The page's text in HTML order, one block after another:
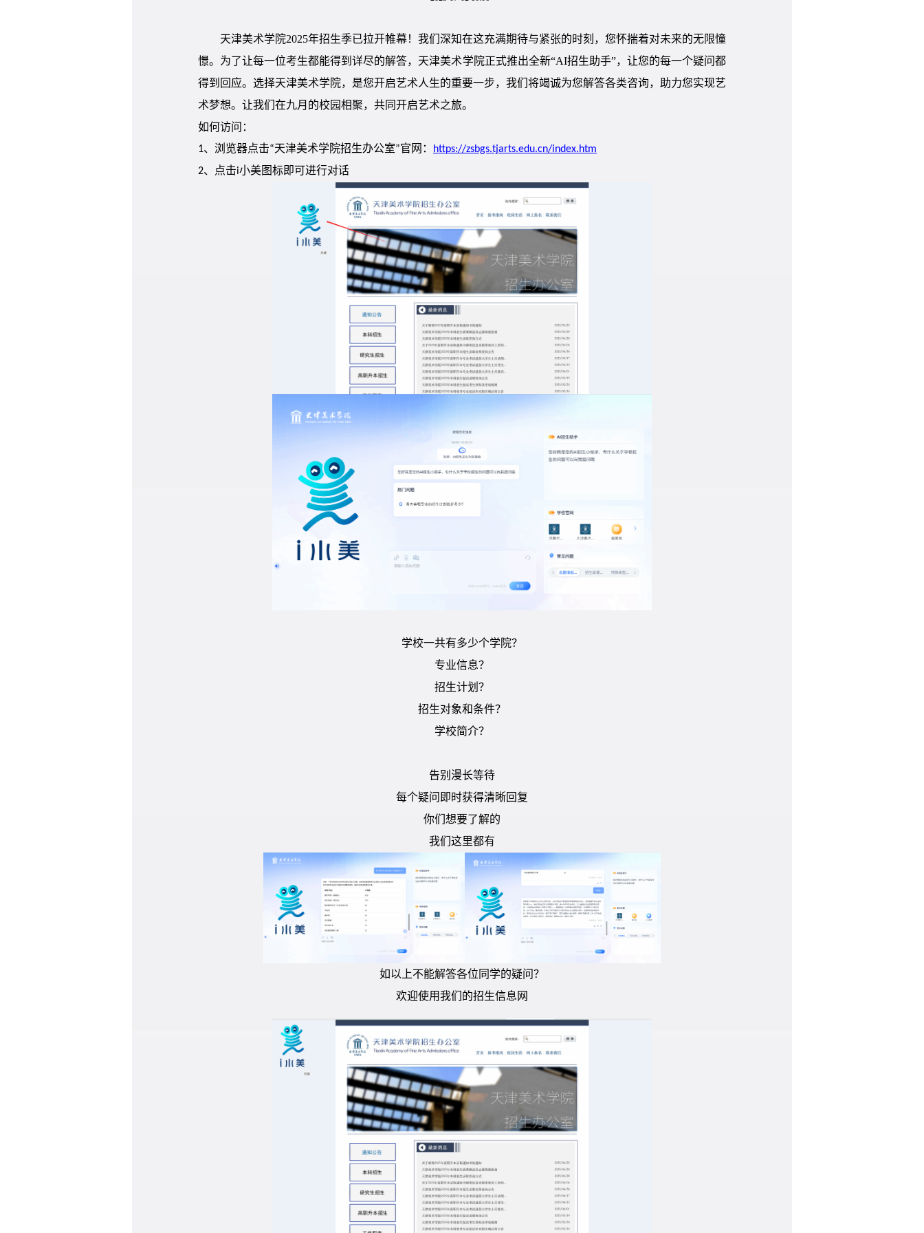
天津美术学院2025年招生季已拉开帷幕！我们深知在这充满期待与紧张的时刻，您怀揣着对未来的无限憧
憬。为了让每一位考生都能得到详尽的解答，天津美术学院正式推出全新“AI招生助手”，让您的每一个疑问都
得到回应。选择天津美术学院，是您开启艺术人生的重要一步，我们将竭诚为您解答各类咨询，助力您实现艺
术梦想。让我们在九月的校园相聚，共同开启艺术之旅。
如何访问：
1、浏览器点击“天津美术学院招生办公室”官网：
https://zsbgs.tjarts.edu.cn/index.htm
2、点击i小美图标即可进行对话
学校一共有多少个学院？
专业信息？
招生计划 ？
招生对象和条件？
学校简介？
告别漫长等待
每个疑问即时获得清晰回复
你们想要了解的
我们这里都有
如以上不能解答各位同学的疑问？
欢迎使用我们的招生信息网